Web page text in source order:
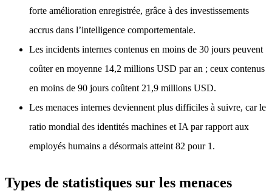
forte amélioration enregistrée, grâce à des investissements
accrus dans l’intelligence comportementale.
Les incidents internes contenus en moins de 30 jours peuvent
coûter en moyenne 14,2 millions USD par an ; ceux contenus
en moins de 90 jours coûtent 21,9 millions USD.
Les menaces internes deviennent plus difficiles à suivre, car le
ratio mondial des identités machines et IA par rapport aux
employés humains a désormais atteint 82 pour 1.
Types de statistiques sur les menaces